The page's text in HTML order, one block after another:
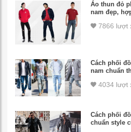
Áo thun đỏ
nam đẹp,
7866 lượt
Cách phối
nam chuẩn
4034 lượt
Cách phối
chuẩn style